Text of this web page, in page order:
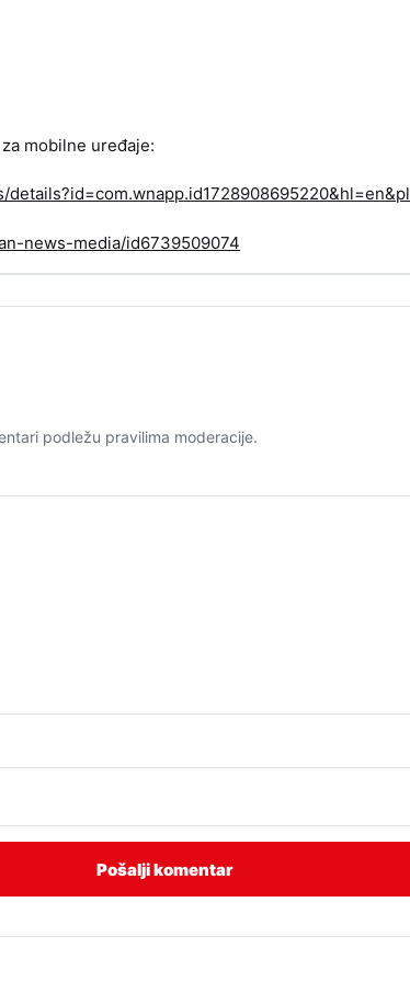
mobilne uređaje:
news-media/id6739509074
podležu pravilima moderacije.